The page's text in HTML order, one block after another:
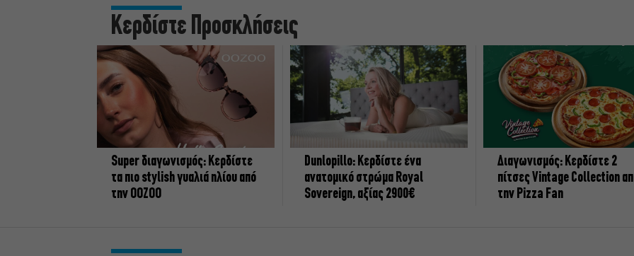
Κερδίστε Προσκλήσεις
Super διαγωνισμός: Κερδίστε
τα πιο stylish γυαλιά ηλίου από
την OOZOO
Dunlopillo: Κερδίστε ένα
ανατομικό στρώμα Royal
Sovereign, αξίας 2900€
Διαγωνισμός: Κερδίστε 2
πίτσες Vintage Collection
την Pizza Fan